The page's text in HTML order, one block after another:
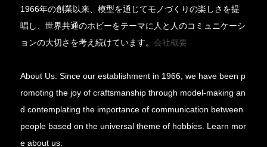
1966年の創業以来、模型を通じてモノづくりの楽しさを提
唱し、世界共通のホビーをテーマに人と人のコミュニケーシ
ョンの大切さを考え続けています。会社概要
About Us: Since our establishment in 1966, we have been p
romoting the joy of craftsmanship through model-making an
d contemplating the importance of communication between
people based on the universal theme of hobbies. Learn mor
e about us.